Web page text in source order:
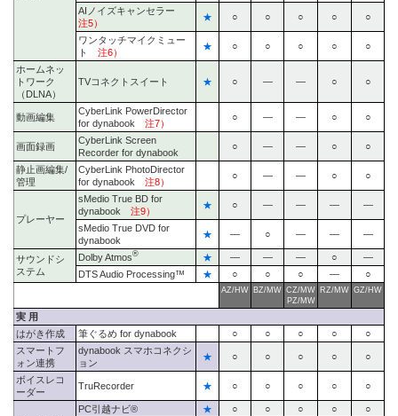
AIノイズキャンセラー
注5）
★ ○ ○ ○ ○ ○
ワンタッチマイクミュー
ト
注6）
★ ○ ○ ○ ○ ○
ホームネッ
トワーク
（DLNA）
TVコネクトスイート ★ ○ ― ― ○ ○
動画編集
CyberLink PowerDirector
for dynabook 注7）
○ ― ― ○ ○
画面録画
CyberLink Screen
Recorder for dynabook
○ ― ― ○ ○
静止画編集/
管理
CyberLink PhotoDirector
for dynabook 注8）
○ ― ― ○ ○
プレーヤー
sMedio True BD for
dynabook 注9）
★ ○ ― ― ― ―
sMedio True DVD for
dynabook
★ ― ○ ― ― ―
サウンドシ
ステム
Dolby Atmos® ★ ― ― ― ○
―
DTS Audio Processing™
★ ○ ○ ○ ― ○
AZ/HW BZ/MW CZ/MW
PZ/MW
RZ/MW GZ/HW
実 用
はがき作成
筆ぐるめ for dynabook ○ ○ ○ ○
○
スマートフ
ォン連携
dynabook スマホコネクシ
ョン
★ ○ ○ ○ ○ ○
ボイスレコ
ーダー
TruRecorder ★ ○ ○ ○ ○ ○
PC引越ナビ® ★ ○ ○ ○ ○
○